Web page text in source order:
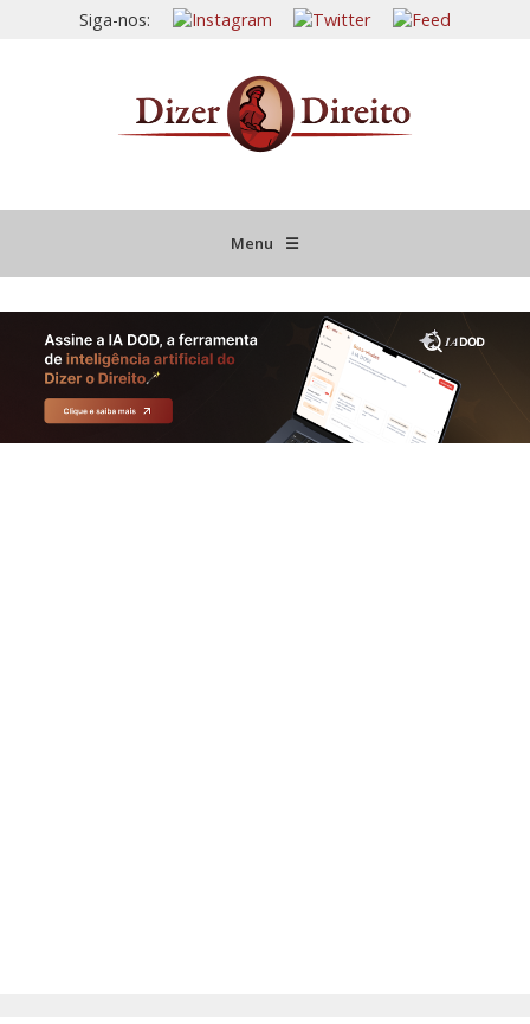
Siga-nos:
Menu ☰
JURISPRUDÊNCIA COMENTADA
INFORMATIVOS COMENTADOS